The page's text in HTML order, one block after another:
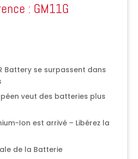
: GM11G
Battery se surpassent dans
veut des batteries plus
Ion est arrivé – Libérez la
de la Batterie